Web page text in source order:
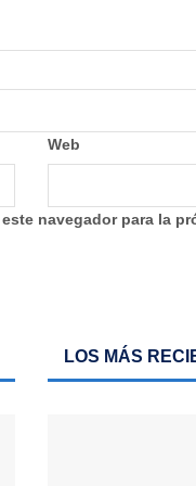
Web
navegador para la
LOS MÁS